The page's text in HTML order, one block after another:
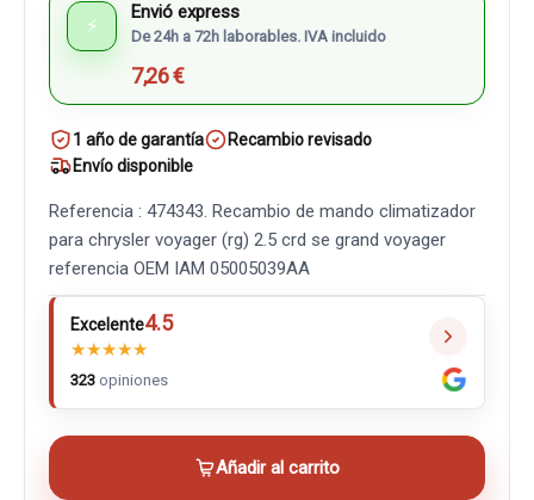
⚡
Envió express
De 24h a 72h laborables. IVA incluido
7,26 €
1 año de garantía
Recambio revisado
Envío disponible
Referencia : 474343. Recambio de mando climatizador
para chrysler voyager (rg) 2.5 crd se grand voyager
referencia OEM IAM 05005039AA
Excelente4.5
★★★★★
323 opiniones
Añadir al carrito